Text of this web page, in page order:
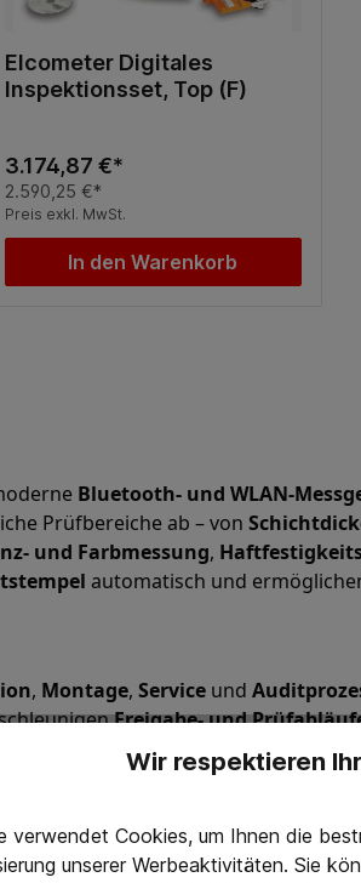
Elcometer Digitales
Inspektionsset, Top (F)
3.174,87 €*
2.590,25 €*
Preis exkl. MwSt.
In den Warenkorb
Bluetooth- und WLAN-
Prüfbereiche ab – von
und Farbmessung,
automatisch und
, Montage, Service und
Freigabe- und
dokumentiert – inklusive
Wir respektieren
verwendet Cookies, um Ihnen die
unserer Werbeaktivitäten. Sie